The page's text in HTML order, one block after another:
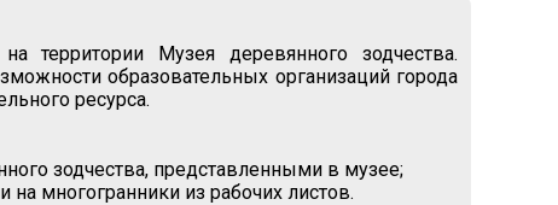
территории Музея деревянного зодчества.
образовательных организаций города
ресурса.
зодчества, представленными в музее;
на многогранники из рабочих листов.